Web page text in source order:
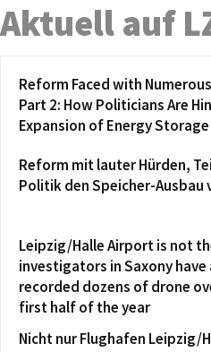
Aktuell auf
Reform Faced with
Part 2: How Politicians Are
Expansion of Energy Storage
Reform mit lauter Hürden,
Politik den Speicher-Ausbau
Leipzig/Halle Airport is not
investigators in Saxony have
recorded dozens of drone
first half of the year
Nicht nur Flughafen Leipzig/